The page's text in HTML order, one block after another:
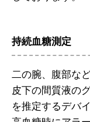
持続血糖測定
二の腕、腹部な
皮下の間質液の
を推定するデバ